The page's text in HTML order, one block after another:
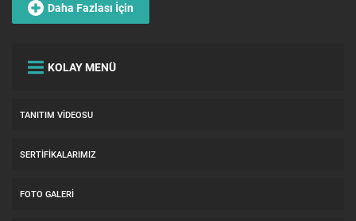
Daha Fazlası İçin
KOLAY MENÜ
TANITIM VIDEOSU
SERTIFIKALARIMIZ
FOTO GALERI